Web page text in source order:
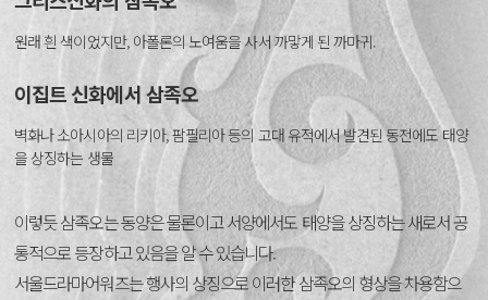
원래 흰 색이었지만, 아폴론의 노여움을 사서 까맣게 된 까마귀.
이집트 신화에서 삼족오
벽화나 소아시아의 리키아, 팜필리아 등의 고대 유적에서 발견된 동전에도 태양
을 상징하는 생물
이렇듯 삼족오는 동양은 물론이고 서양에서도 태양을 상징하는 새로서 공
통적으로 등장하고 있음을 알 수 있습니다.
서울드라마어워즈는 행사의 상징으로 이러한 삼족오의 형상을 차용함으